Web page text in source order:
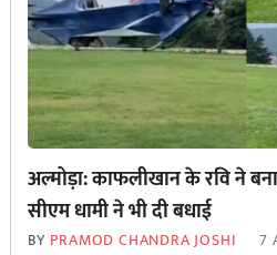
अल्मोड़ा: काफलीखान के रवि ने
सीएम धामी ने भी दी बधाई
BY PRAMOD CHANDRA JOSHI 7